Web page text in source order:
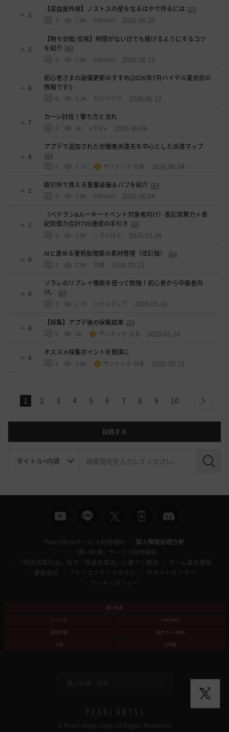
3
【収益度外視】ノストスの星をなるはやで作るには
2 1.8K FRESIA3 2026.06.20
2
【物々交換/交易】時間がない日でも稼げるようにするコツ
を紹介
0 1.6K FRESIA3 2026.06.15
6
初心者さまの装備更新のすすめ(2026年7月ハイデル宴会前の
情報です!)
8 3.3K セルベリア 2026.06.12
7
カーン討伐！撃ち方と流れ
0 3K oすずo 2026.06.06
8
アプデで追加された労働者派遣先を中心とした派遣マップ
0 3.1K ザンナック-日本 2026.06.04
2
取引所で買える重量装備＆バフを紹介
0 2.8K FRESIA3 2026.06.04
1
（ベテラン&ルーキーイベント対象者向け）表記攻撃力＋表
記防御力合計700達成の手引き
0 2.5K くろいばら 2026.05.24
0
AIと進める重帆船増築の素材管理（改訂版）
2 2.3K 氷鏡 2026.05.21
0
ソラレのリプレイ機能を使って勉強！初心者から中級者向
け。
0 2.7K シャルグレア 2026.05.18
8
【採集】アプデ後の採集結果
0 3K ザンナック-日本 2026.05.14
4
オススメ採集ポイントを簡潔に
1 3.5K ザンナック-日本 2026.05.13
1 2 3 4 5 6 7 8 9 10 next
投稿する
検
Pearl Abyssサービス利用規約
個人情報処理方針
「黒い砂漠」サービス利用規約
「特定商取引法」及び「資金決済法」に基づく表記
ゲーム基本情報
運営会社
ファンコンテンツガイド
サポートセンター
クッキーポリシー
黒い砂漠
ジャンル
MMORPG
課金形態
基本プレイ無料
対象
全年齢
黒い砂漠 - 日本
© Pearl Abyss Corp. All Rights Reserved.